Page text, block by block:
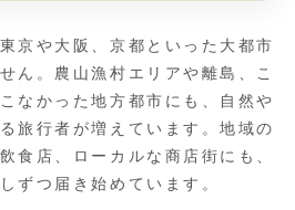
京や大阪、京都といった大都市
ん。農山漁村エリアや離島、こ
なかった地方都市にも、自然や
旅行者が増えています。地域の
食店、ローカルな商店街にも、
ずつ届き始めています。